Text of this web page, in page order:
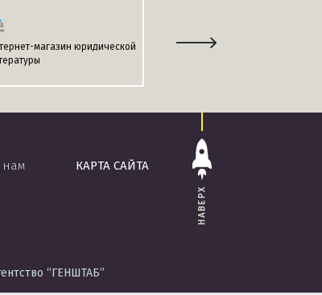
магазин юридической
Информационно-поисковая
НАВЕРХ
КАРТА САЙТА
нам
“ГЕНШТАБ”